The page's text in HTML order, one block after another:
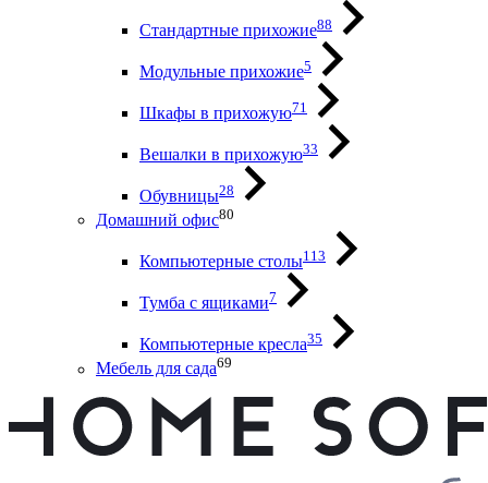
Стандартные прихожие88
Модульные прихожие5
Шкафы в прихожую71
Вешалки в прихожую33
Обувницы28
Домашний офис80
Компьютерные столы113
Тумба с ящиками7
Компьютерные кресла35
Мебель для сада69